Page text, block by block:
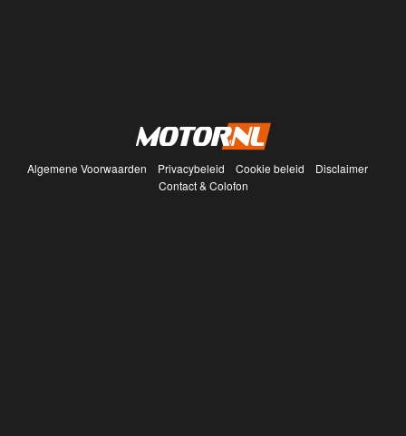
Algemene Voorwaarden Privacybeleid Cookie beleid
Disclaimer
Contact & Colofon